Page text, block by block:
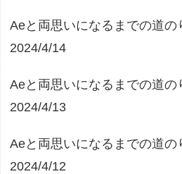
Aeと両思いになるまでの道の
2024/4/14
Aeと両思いになるまでの道の
2024/4/13
Aeと両思いになるまでの道の
2024/4/12